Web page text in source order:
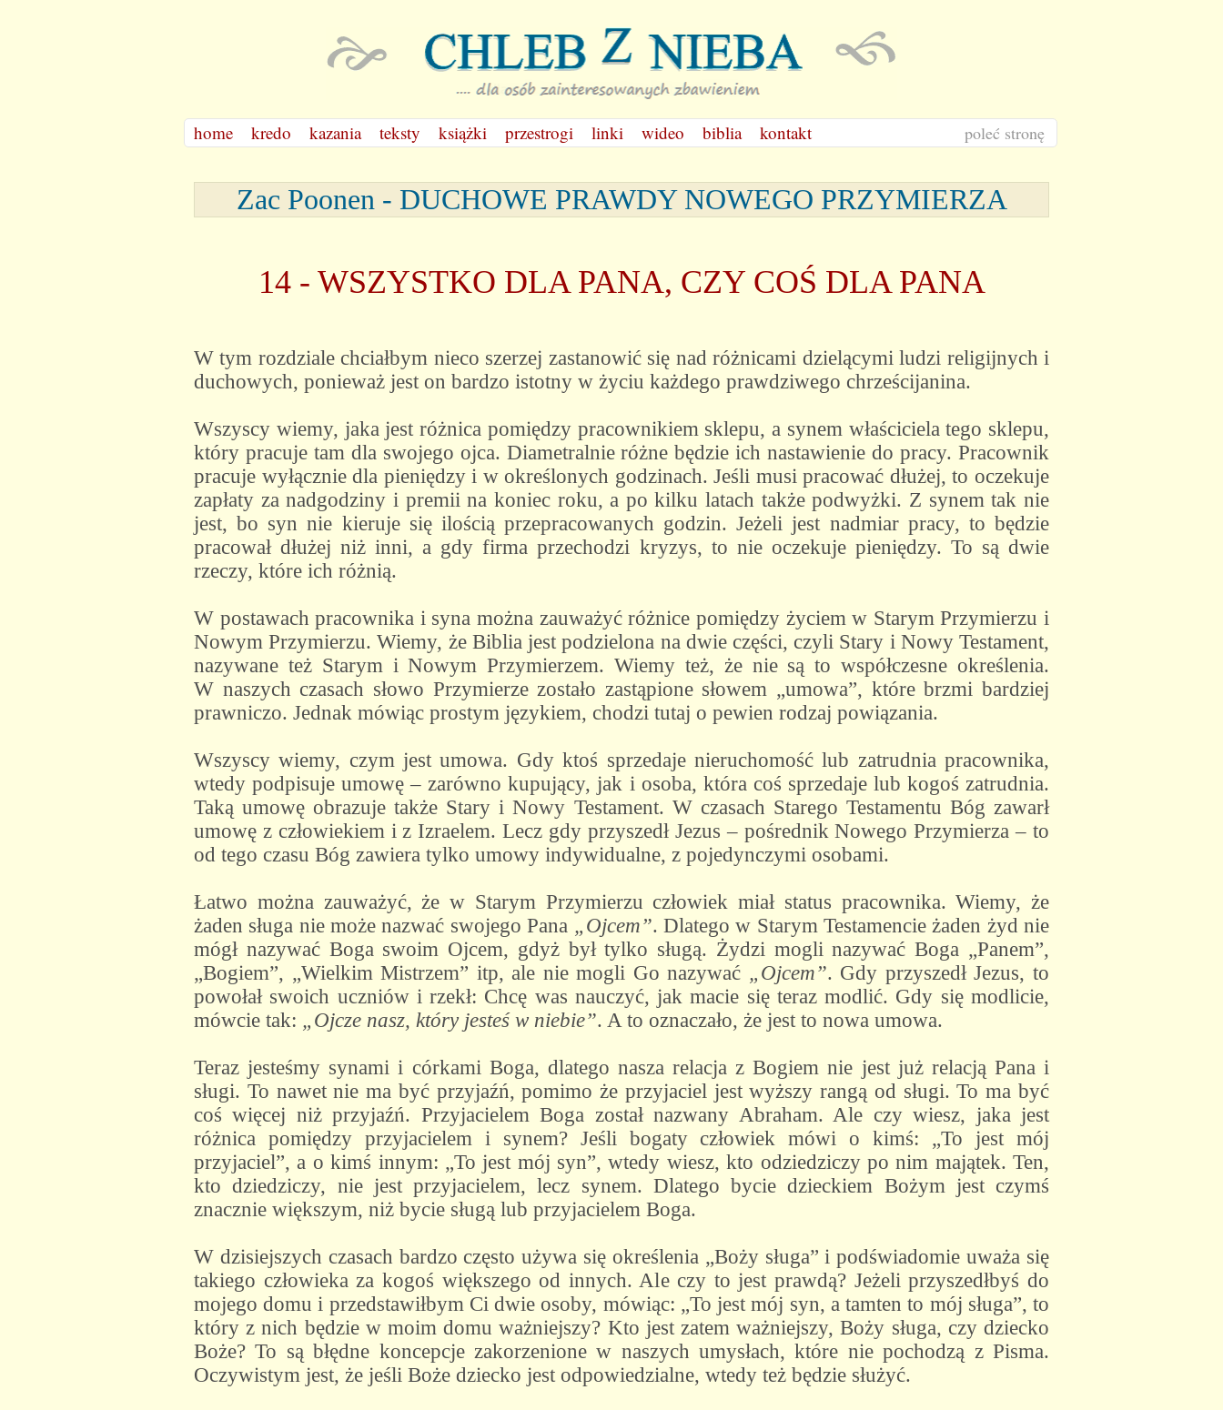
home kredo kazania teksty książki przestrogi linki wideo biblia kontakt poleć stronę
Zac Poonen - DUCHOWE PRAWDY NOWEGO PRZYMIERZA
14 - WSZYSTKO DLA PANA, CZY COŚ DLA PANA
W tym rozdziale chciałbym nieco szerzej zastanowić się nad różnicami dzielącymi ludzi religijnych i
duchowych, ponieważ jest on bardzo istotny w życiu każdego prawdziwego chrześcijanina.
Wszyscy wiemy, jaka jest różnica pomiędzy pracownikiem sklepu, a synem właściciela tego sklepu,
który pracuje tam dla swojego ojca. Diametralnie różne będzie ich nastawienie do pracy. Pracownik
pracuje wyłącznie dla pieniędzy i w określonych godzinach. Jeśli musi pracować dłużej, to oczekuje
zapłaty za nadgodziny i premii na koniec roku, a po kilku latach także podwyżki. Z synem tak nie
jest, bo syn nie kieruje się ilością przepracowanych godzin. Jeżeli jest nadmiar pracy, to będzie
pracował dłużej niż inni, a gdy firma przechodzi kryzys, to nie oczekuje pieniędzy. To są dwie
rzeczy, które ich różnią.
W postawach pracownika i syna można zauważyć różnice pomiędzy życiem w Starym Przymierzu i
Nowym Przymierzu. Wiemy, że Biblia jest podzielona na dwie części, czyli Stary i Nowy Testament,
nazywane też Starym i Nowym Przymierzem. Wiemy też, że nie są to współczesne określenia.
W naszych czasach słowo Przymierze zostało zastąpione słowem „umowa”, które brzmi bardziej
prawniczo. Jednak mówiąc prostym językiem, chodzi tutaj o pewien rodzaj powiązania.
Wszyscy wiemy, czym jest umowa. Gdy ktoś sprzedaje nieruchomość lub zatrudnia pracownika,
wtedy podpisuje umowę – zarówno kupujący, jak i osoba, która coś sprzedaje lub kogoś zatrudnia.
Taką umowę obrazuje także Stary i Nowy Testament. W czasach Starego Testamentu Bóg zawarł
umowę z człowiekiem i z Izraelem. Lecz gdy przyszedł Jezus – pośrednik Nowego Przymierza – to
od tego czasu Bóg zawiera tylko umowy indywidualne, z pojedynczymi osobami.
Łatwo można zauważyć, że w Starym Przymierzu człowiek miał status pracownika. Wiemy, że
żaden sługa nie może nazwać swojego Pana „Ojcem”. Dlatego w Starym Testamencie żaden żyd nie
mógł nazywać Boga swoim Ojcem, gdyż był tylko sługą. Żydzi mogli nazywać Boga „Panem”,
„Bogiem”, „Wielkim Mistrzem” itp, ale nie mogli Go nazywać „Ojcem”. Gdy przyszedł Jezus, to
powołał swoich uczniów i rzekł: Chcę was nauczyć, jak macie się teraz modlić. Gdy się modlicie,
mówcie tak: „Ojcze nasz, który jesteś w niebie”. A to oznaczało, że jest to nowa umowa.
Teraz jesteśmy synami i córkami Boga, dlatego nasza relacja z Bogiem nie jest już relacją Pana i
sługi. To nawet nie ma być przyjaźń, pomimo że przyjaciel jest wyższy rangą od sługi. To ma być
coś więcej niż przyjaźń. Przyjacielem Boga został nazwany Abraham. Ale czy wiesz, jaka jest
różnica pomiędzy przyjacielem i synem? Jeśli bogaty człowiek mówi o kimś: „To jest mój
przyjaciel”, a o kimś innym: „To jest mój syn”, wtedy wiesz, kto odziedziczy po nim majątek. Ten,
kto dziedziczy, nie jest przyjacielem, lecz synem. Dlatego bycie dzieckiem Bożym jest czymś
znacznie większym, niż bycie sługą lub przyjacielem Boga.
W dzisiejszych czasach bardzo często używa się określenia „Boży sługa” i podświadomie uważa się
takiego człowieka za kogoś większego od innych. Ale czy to jest prawdą? Jeżeli przyszedłbyś do
mojego domu i przedstawiłbym Ci dwie osoby, mówiąc: „To jest mój syn, a tamten to mój sługa”, to
który z nich będzie w moim domu ważniejszy? Kto jest zatem ważniejszy, Boży sługa, czy dziecko
Boże? To są błędne koncepcje zakorzenione w naszych umysłach, które nie pochodzą z Pisma.
Oczywistym jest, że jeśli Boże dziecko jest odpowiedzialne, wtedy też będzie służyć.